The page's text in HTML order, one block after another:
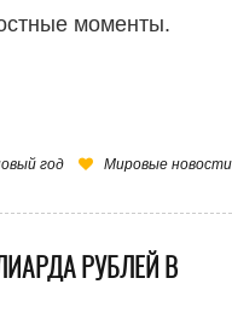
моменты.
Мировые новости
год
РУБЛЕЙ В